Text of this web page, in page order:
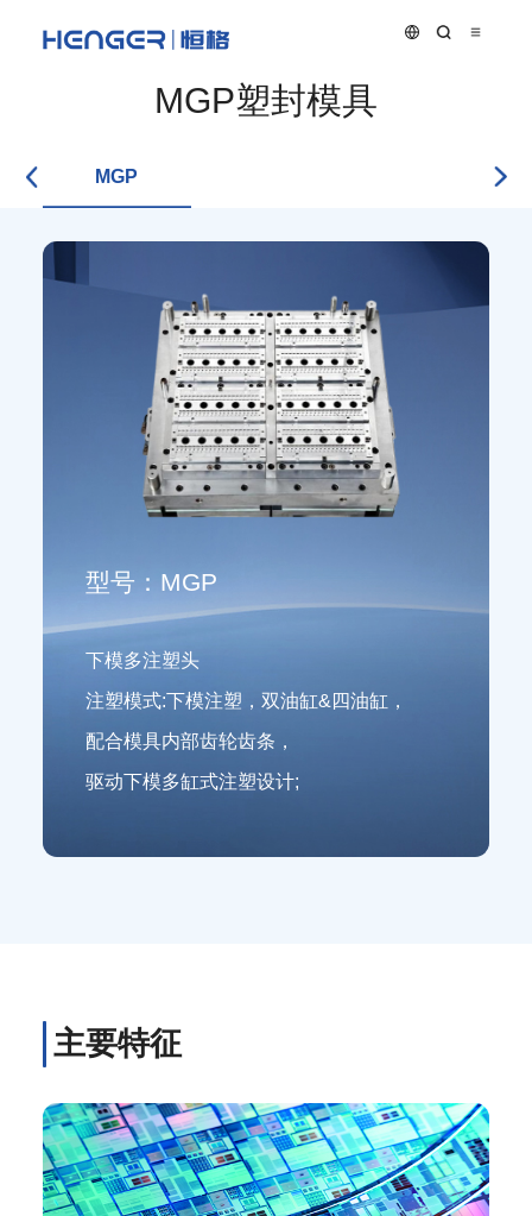
MGP塑封模具
MGP
型号：MGP
下模多注塑头
注塑模式:下模注塑，双油缸&四油缸，
配合模具内部齿轮齿条，
驱动下模多缸式注塑设计;
主要特征